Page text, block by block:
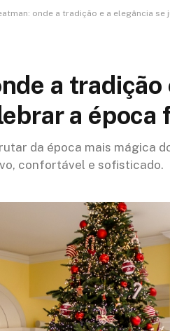
onde a tradição e a elegância
a tradição
a época
da época mais mágica
confortável e sofisticado.